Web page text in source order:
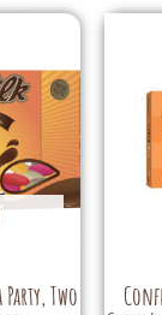
Two